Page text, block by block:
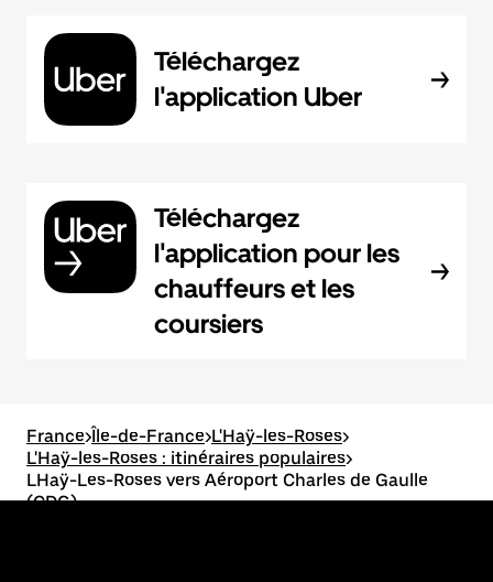
Téléchargez
l'application Uber
Téléchargez
l'application pour les
chauffeurs et les
coursiers
France>Île-de-France>L'Haÿ-les-Roses>
L'Haÿ-les-Roses : itinéraires populaires>
LHaÿ-Les-Roses vers Aéroport Charles de Gaulle
(CDG)